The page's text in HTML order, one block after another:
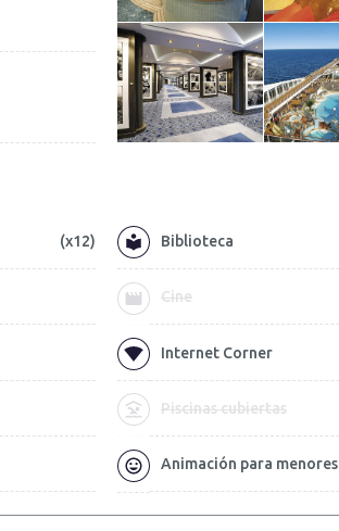
(x12) Biblioteca
Cine
Internet Corner
Piscinas cubiertas
Animación para menores